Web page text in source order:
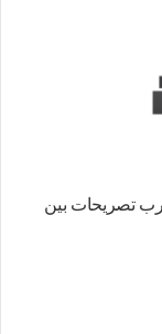
تصريحات بين